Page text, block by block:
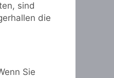
sind
die
Sie